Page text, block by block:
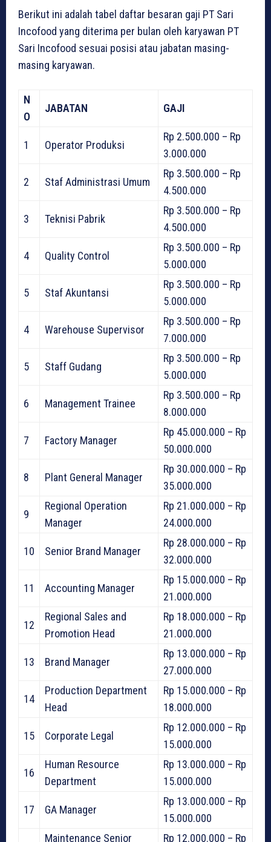
Berikut ini adalah tabel daftar besaran gaji PT Sari
Incofood yang diterima per bulan oleh karyawan PT
Sari Incofood sesuai posisi atau jabatan masing-
masing karyawan.
N
O
JABATAN GAJI
1 Operator Produksi
Rp 2.500.000 – Rp
3.000.000
2 Staf Administrasi Umum
Rp 3.500.000 – Rp
4.500.000
3 Teknisi Pabrik
Rp 3.500.000 – Rp
4.500.000
4 Quality Control
Rp 3.500.000 – Rp
5.000.000
5 Staf Akuntansi
Rp 3.500.000 – Rp
5.000.000
4 Warehouse Supervisor
Rp 3.500.000 – Rp
7.000.000
5 Staff Gudang
Rp 3.500.000 – Rp
5.000.000
6 Management Trainee
Rp 3.500.000 – Rp
8.000.000
7 Factory Manager
Rp 45.000.000 – Rp
50.000.000
8 Plant General Manager
Rp 30.000.000 – Rp
35.000.000
9
Regional Operation
Manager
Rp 21.000.000 – Rp
24.000.000
10 Senior Brand Manager
Rp 28.000.000 – Rp
32.000.000
11 Accounting Manager
Rp 15.000.000 – Rp
21.000.000
12
Regional Sales and
Promotion Head
Rp 18.000.000 – Rp
21.000.000
13 Brand Manager
Rp 13.000.000 – Rp
27.000.000
14
Production Department
Head
Rp 15.000.000 – Rp
18.000.000
15 Corporate Legal
Rp 12.000.000 – Rp
15.000.000
16
Human Resource
Department
Rp 13.000.000 – Rp
15.000.000
17 GA Manager
Rp 13.000.000 – Rp
15.000.000
Maintenance Senior Rp 12.000.000 – Rp